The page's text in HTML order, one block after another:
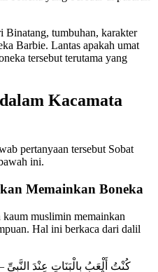
Binatang, tumbuhan, karakter
Barbie. Lantas apakah umat
tersebut terutama yang
Kacamata
pertanyaan tersebut Sobat
ini.
Memainkan Boneka
kaum muslimin memainkan
Hal ini berkaca dari dalil